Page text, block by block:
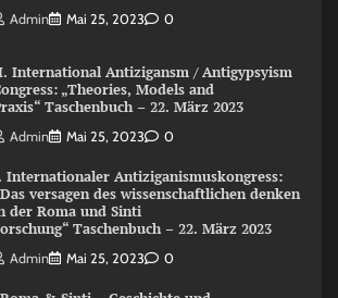
Admin Mai 25, 2023 0
International Antizigansm / Antigypsyism
„Theories, Models and
Taschenbuch – 22. März 2023
Admin Mai 25, 2023 0
Internationaler Antiziganismuskongress:
versagen des wissenschaftlichen denken
der Roma und Sinti
Taschenbuch – 22. März 2023
Admin Mai 25, 2023 0